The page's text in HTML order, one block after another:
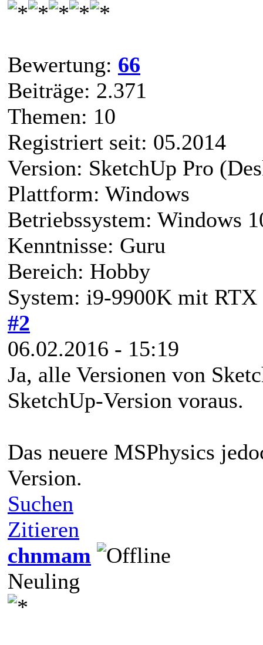
Bewertung: 66
Beiträge: 2.371
Themen: 10
Registriert seit: 05.2014
Version: SketchUp Pro
Plattform: Windows
Betriebssystem: Windows
Kenntnisse: Guru
Bereich: Hobby
System: i9-9900K mit RTX
#2
06.02.2016 - 15:19
Ja, alle Versionen von
SketchUp-Version voraus.
Das neuere MSPhysics
Version.
Suchen
Zitieren
chnmam
Neuling